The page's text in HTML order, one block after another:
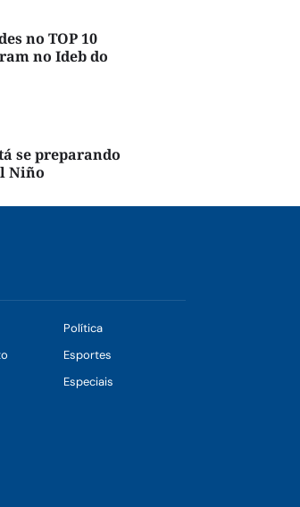
no TOP 10
no Ideb do
se preparando
Niño
Política
Esportes
Especiais